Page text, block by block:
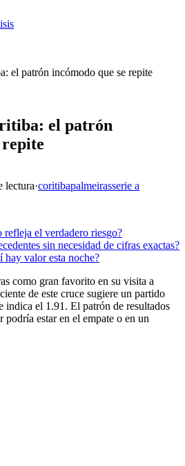
el patrón incómodo que se repite
el patrón
repite
lectura·coritibapalmeirasserie a
refleja el verdadero riesgo?
sin necesidad de cifras exactas?
hay valor esta noche?
como gran favorito en su visita a
de este cruce sugiere un partido
indica el 1.91. El patrón de resultados
podría estar en el empate o en un